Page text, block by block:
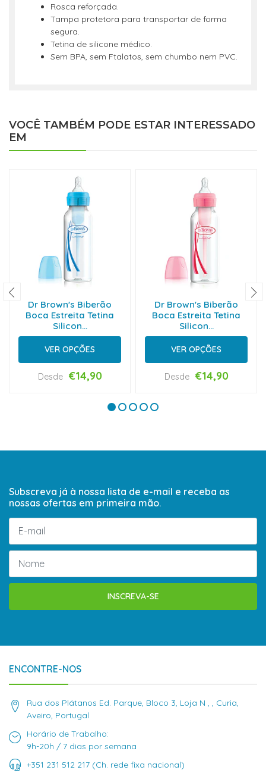
Rosca reforçada.
Tampa protetora para transportar de forma
segura.
Tetina de silicone médico.
Sem BPA, sem Ftalatos, sem chumbo nem PVC.
VOCÊ TAMBÉM PODE ESTAR INTERESSADO
EM
Dr Brown's Biberão
Boca Estreita Tetina
Silicon...
VER OPÇÕES
Desde €14,90
Dr Brown's Biberão
Boca Estreita Tetina
Silicon...
VER OPÇÕES
Desde €14,90
Subscreva já à nossa lista de e-mail e receba as
nossas ofertas em primeira mão.
INSCREVA-SE
ENCONTRE-NOS
Rua dos Plátanos Ed. Parque, Bloco 3, Loja N , , Curia,
Aveiro, Portugal
Horário de Trabalho:
9h-20h / 7 dias por semana
+351 231 512 217 (Ch. rede fixa nacional)